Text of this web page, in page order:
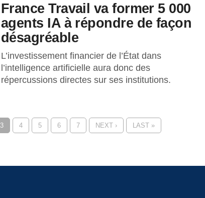
France Travail va former 5 000
agents IA à répondre de façon
désagréable
L’investissement financier de l’État dans
l’intelligence artificielle aura donc des
répercussions directes sur ses institutions.
3 4 5 6 7 NEXT › LAST »